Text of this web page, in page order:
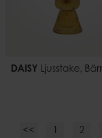
DAISY Ljusstake,
<< 1 2